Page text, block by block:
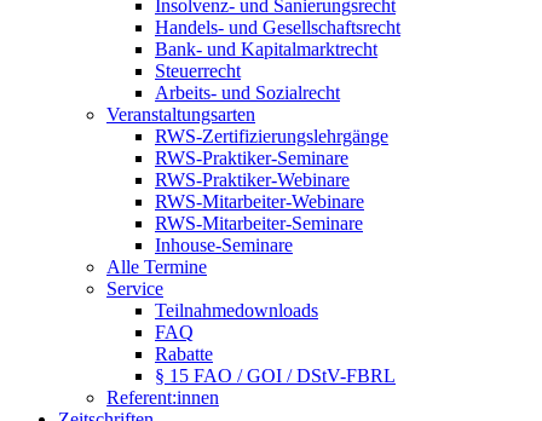
Insolvenz- und Sanierungsrecht
Handels- und Gesellschaftsrecht
Bank- und Kapitalmarktrecht
Steuerrecht
Arbeits- und Sozialrecht
Veranstaltungsarten
RWS-Zertifizierungslehrgänge
RWS-Praktiker-Seminare
RWS-Praktiker-Webinare
RWS-Mitarbeiter-Webinare
RWS-Mitarbeiter-Seminare
Inhouse-Seminare
Alle Termine
Service
Teilnahmedownloads
FAQ
Rabatte
§ 15 FAO / GOI / DStV-FBRL
Referent:innen